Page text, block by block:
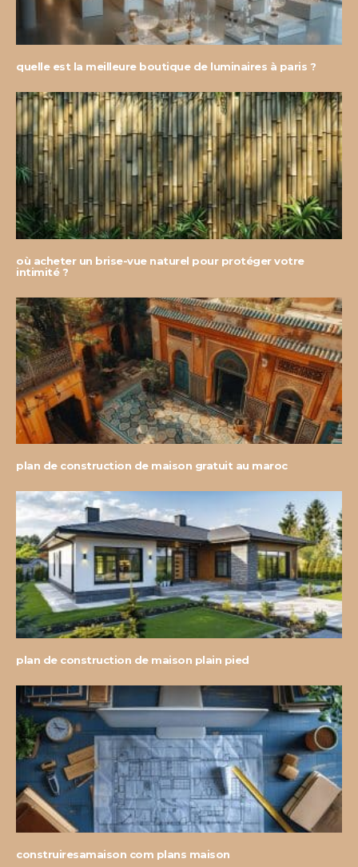
quelle est la meilleure boutique de luminaires à paris ?
où acheter un brise-vue naturel pour protéger votre
intimité ?
plan de construction de maison gratuit au maroc
plan de construction de maison plain pied
construiresamaison com plans maison